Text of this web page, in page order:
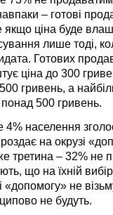
– готові
ціна буде
лише тоді,
Готових
ціна до 300
гривень, а
500 гривень.
населення
на окрузі
третина – 32% не
що на їхній
«допомогу» не
не будуть.